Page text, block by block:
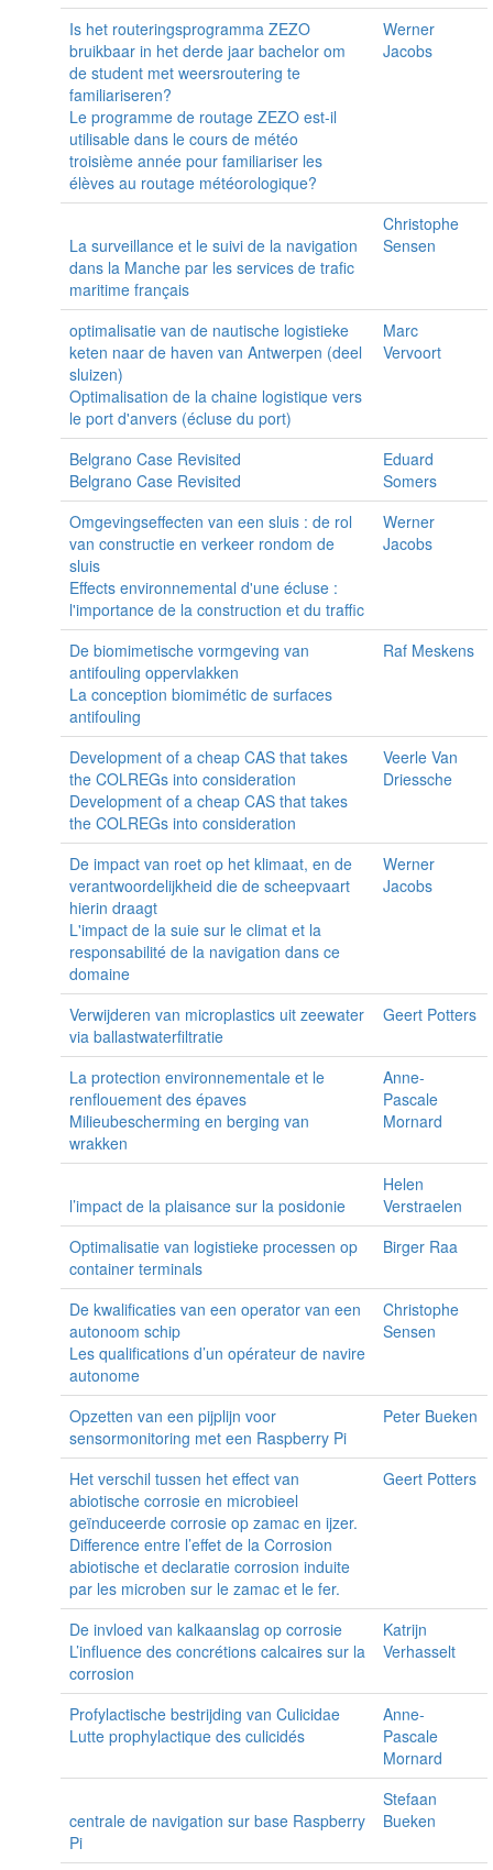
Is het routeringsprogramma ZEZO
bruikbaar in het derde jaar bachelor om
de student met weersroutering te
familiariseren?
Le programme de routage ZEZO est-il
utilisable dans le cours de météo
troisième année pour familiariser les
élèves au routage météorologique?
Werner
Jacobs
La surveillance et le suivi de la navigation
dans la Manche par les services de trafic
maritime français
Christophe
Sensen
optimalisatie van de nautische logistieke
keten naar de haven van Antwerpen (deel
sluizen)
Optimalisation de la chaine logistique vers
le port d'anvers (écluse du port)
Marc
Vervoort
Belgrano Case Revisited
Belgrano Case Revisited
Eduard
Somers
Omgevingseffecten van een sluis : de rol
van constructie en verkeer rondom de
sluis
Effects environnemental d'une écluse :
l'importance de la construction et du traffic
Werner
Jacobs
De biomimetische vormgeving van
antifouling oppervlakken
La conception biomimétic de surfaces
antifouling
Raf Meskens
Development of a cheap CAS that takes
the COLREGs into consideration
Development of a cheap CAS that takes
the COLREGs into consideration
Veerle Van
Driessche
De impact van roet op het klimaat, en de
verantwoordelijkheid die de scheepvaart
hierin draagt
L'impact de la suie sur le climat et la
responsabilité de la navigation dans ce
domaine
Werner
Jacobs
Verwijderen van microplastics uit zeewater
via ballastwaterfiltratie
Geert Potters
La protection environnementale et le
renflouement des épaves
Milieubescherming en berging van
wrakken
Anne-
Pascale
Mornard
l’impact de la plaisance sur la posidonie
Helen
Verstraelen
Optimalisatie van logistieke processen op
container terminals
Birger Raa
De kwalificaties van een operator van een
autonoom schip
Les qualifications d’un opérateur de navire
autonome
Christophe
Sensen
Opzetten van een pijplijn voor
sensormonitoring met een Raspberry Pi
Peter Bueken
Het verschil tussen het effect van
abiotische corrosie en microbieel
geïnduceerde corrosie op zamac en ijzer.
Difference entre l’effet de la Corrosion
abiotische et declaratie corrosion induite
par les microben sur le zamac et le fer.
Geert Potters
De invloed van kalkaanslag op corrosie
L’influence des concrétions calcaires sur la
corrosion
Katrijn
Verhasselt
Profylactische bestrijding van Culicidae
Lutte prophylactique des culicidés
Anne-
Pascale
Mornard
centrale de navigation sur base Raspberry
Pi
Stefaan
Bueken